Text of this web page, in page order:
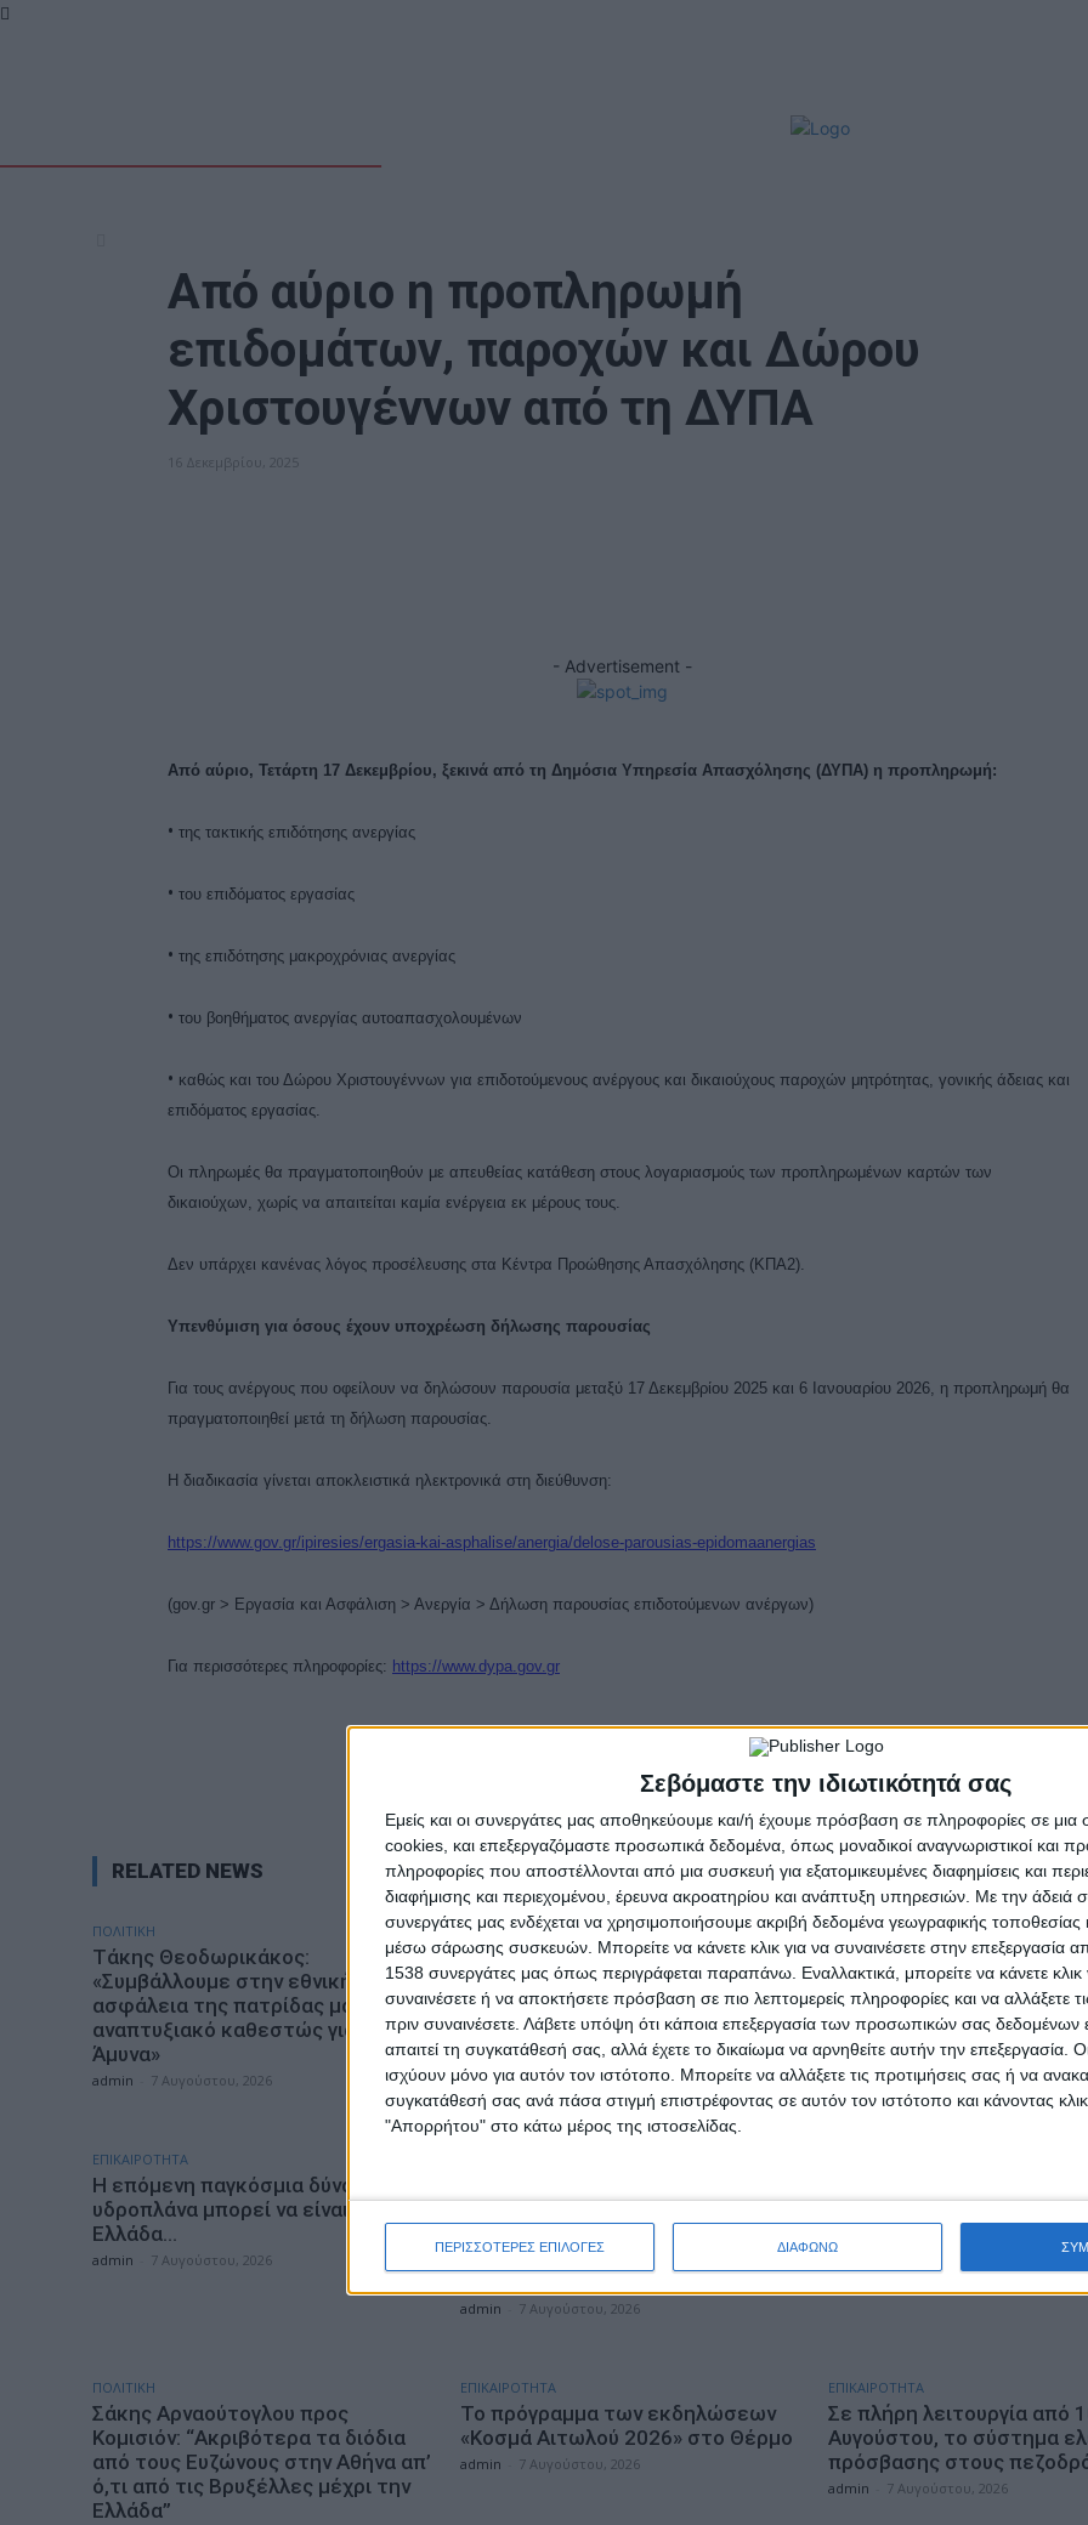
Σεβόμαστε την ιδιωτικότητά σας
Εμείς και οι συνεργάτες μας αποθηκεύουμε και/ή έχουμε πρόσβαση σε πληροφορίες σε
cookies, και επεξεργαζόμαστε προσωπικά δεδομένα, όπως μοναδικοί αναγνωριστικοί και
πληροφορίες που αποστέλλονται από μια συσκευή για εξατομικευμένες διαφημίσεις και
διαφήμισης και περιεχομένου, έρευνα ακροατηρίου και ανάπτυξη υπηρεσιών. Με την άδειά
συνεργάτες μας ενδέχεται να χρησιμοποιήσουμε ακριβή δεδομένα γεωγραφικής τοποθεσίας
μέσω σάρωσης συσκευών. Μπορείτε να κάνετε κλικ για να συναινέσετε στην επεξεργασία
1538 συνεργάτες μας όπως περιγράφεται παραπάνω. Εναλλακτικά, μπορείτε να κάνετε κλικ
συναινέσετε ή να αποκτήσετε πρόσβαση σε πιο λεπτομερείς πληροφορίες και να αλλάξετε
πριν συναινέσετε. Λάβετε υπόψη ότι κάποια επεξεργασία των προσωπικών σας δεδομένων
απαιτεί τη συγκατάθεσή σας, αλλά έχετε το δικαίωμα να αρνηθείτε αυτήν την επεξεργασία.
ισχύουν μόνο για αυτόν τον ιστότοπο. Μπορείτε να αλλάξετε τις προτιμήσεις σας ή να
συγκατάθεσή σας ανά πάσα στιγμή επιστρέφοντας σε αυτόν τον ιστότοπο και κάνοντας
"Απορρήτου" στο κάτω μέρος της ιστοσελίδας.
ΠΕΡΙΣΣΟΤΕΡΕΣ ΕΠΙΛΟΓΕΣ ΔΙΑΦΩΝΩ
Από αύριο η προπληρωμή
επιδομάτων, παροχών και Δώρου
Χριστουγέννων από τη ΔΥΠΑ
16 Δεκεμβρίου, 2025
- Advertisement -
Από αύριο, Τετάρτη 17 Δεκεμβρίου, ξεκινά από τη Δημόσια Υπηρεσία Απασχόλησης (ΔΥΠΑ) η προπληρωμή:
• της τακτικής επιδότησης ανεργίας
• του επιδόματος εργασίας
• της επιδότησης μακροχρόνιας ανεργίας
• του βοηθήματος ανεργίας αυτοαπασχολουμένων
• καθώς και του Δώρου Χριστουγέννων για επιδοτούμενους ανέργους και δικαιούχους παροχών μητρότητας, γονικής άδειας και
επιδόματος εργασίας.
Οι πληρωμές θα πραγματοποιηθούν με απευθείας κατάθεση στους λογαριασμούς των προπληρωμένων καρτών των
δικαιούχων, χωρίς να απαιτείται καμία ενέργεια εκ μέρους τους.
Δεν υπάρχει κανένας λόγος προσέλευσης στα Κέντρα Προώθησης Απασχόλησης (ΚΠΑ2).
Υπενθύμιση για όσους έχουν υποχρέωση δήλωσης παρουσίας
Για τους ανέργους που οφείλουν να δηλώσουν παρουσία μεταξύ 17 Δεκεμβρίου 2025 και 6 Ιανουαρίου 2026, η προπληρωμή θα
πραγματοποιηθεί μετά τη δήλωση παρουσίας.
Η διαδικασία γίνεται αποκλειστικά ηλεκτρονικά στη διεύθυνση:
https://www.gov.gr/ipiresies/ergasia-kai-asphalise/anergia/delose-parousias-epidomaanergias
(gov.gr > Εργασία και Ασφάλιση > Ανεργία > Δήλωση παρουσίας επιδοτούμενων ανέργων)
Για περισσότερες πληροφορίες: https://www.dypa.gov.gr
RELATED NEWS
ΠΟΛΙΤΙΚΗ
Τάκης Θεοδωρικάκος:
«Συμβάλλουμε στην εθνική
ασφάλεια της πατρίδας μας με νέο
αναπτυξιακό καθεστώς για την
Άμυνα»
admin 7 Αυγούστου, 2026
ΕΠΙΚΑΙΡΟΤΗΤΑ
ΣΑΕΚ Αγρινίου: Δέκα νέες
ειδικότητες για το εκπαιδευτικό
έτος 2026-2027
admin - 7 Αυγούστου, 2026
ΕΠΙΚΑΙΡΟΤΗΤΑ
Ζάκυνθος: Τι απαντά η
τους 8 βιασμούς
«Μόνο 3 περιστατικά
καταγγελθεί»
admin - 7 Αυγούστου, 2026
ΕΠΙΚΑΙΡΟΤΗΤΑ
Η επόμενη παγκόσμια δύναμη στα
υδροπλάνα μπορεί να είναι η
Ελλάδα…
admin 7 Αυγούστου, 2026
Προγράμματος «Ιόνια Νησιά 2021-
admin 7 Αυγούστου, 2026
Ευριπίδη
ΠΟΛΙΤΙΚΗ
Σάκης Αρναούτογλου προς
Κομισιόν: “Ακριβότερα τα διόδια
από τους Ευζώνους στην Αθήνα απ’
ό,τι από τις Βρυξέλλες μέχρι την
Ελλάδα”
ΕΠΙΚΑΙΡΟΤΗΤΑ
Το πρόγραμμα των εκδηλώσεων
«Κοσμά Αιτωλού 2026» στο Θέρμο
admin 7 Αυγούστου, 2026
ΕΠΙΚΑΙΡΟΤΗΤΑ
Σε πλήρη λειτουργία από
Αυγούστου, το σύστημα
πρόσβασης στους
admin 7 Αυγούστου, 2026